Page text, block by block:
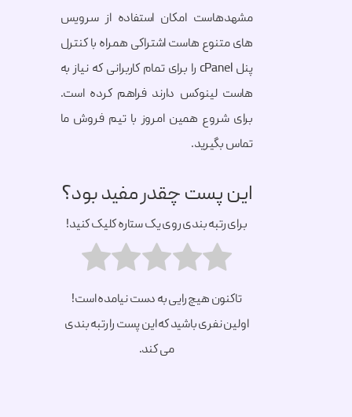
مشهدهاست امکان استفاده از سرویس
های متنوع هاست اشتراکی همراه با کنترل
پنل cPanel را برای تمام کاربرانی که نیاز به
هاست لینوکس دارند فراهم کرده است.
برای شروع همین امروز با تیم فروش ما
تماس بگیرید.
این پست چقدر مفید بود؟
برای رتبه بندی روی یک ستاره کلیک کنید!
تاکنون هیچ رایی به دست نیامده است!
اولین نفری باشید که این پست را رتبه بندی
می کند.